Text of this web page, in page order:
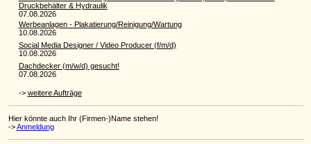
Druckbehälter & Hydraulik
07.08.2026
Werbeanlagen - Plakatierung/Reinigung/Wartung
10.08.2026
Social Media Designer / Video Producer (f/m/d)
10.08.2026
Dachdecker (m/w/d) gesucht!
07.08.2026
-> weitere Aufträge
Hier könnte auch Ihr (Firmen-)Name stehen!
->Anmeldung